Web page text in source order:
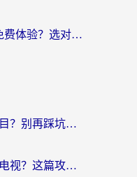
海外党必看：vpn加速器免费体验？选对回国加速器才能无缝刷国内剧玩国服
怎样在海外看国内视频节目？别再踩坑！留学生和海外华人的专属解决方案
在日本用什么软件看国内电视？这篇攻略帮你告别地域限制